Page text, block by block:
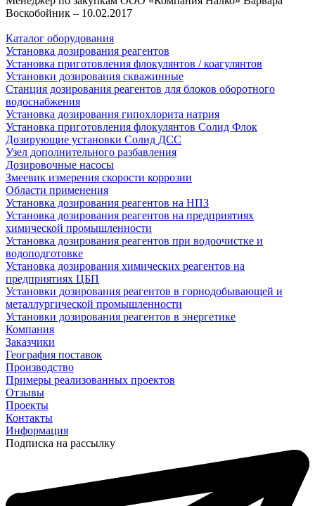
Воскобойник – 10.02.2017
Каталог оборудования
Установка дозирования реагентов
Установка приготовления флокулянтов / коагулянтов
Установки дозирования скважинные
Станция дозирования реагентов для блоков оборотного
водоснабжения
Установка дозирования гипохлорита натрия
Установка приготовления флокулянтов Солид Флок
Дозирующие установки Солид ДСС
Узел дополнительного разбавления
Дозировочные насосы
Змеевик измерения скорости коррозии
Области применения
Установка дозирования реагентов на НПЗ
Установка дозирования реагентов на предприятиях
химической промышленности
Установка дозирования реагентов при водоочистке и
водоподготовке
Установка дозирования химических реагентов на
предприятиях ЦБП
Установки дозирования реагентов в горнодобывающей и
металлургической промышленности
Установки дозирования реагентов в энергетике
Компания
Заказчики
География поставок
Производство
Примеры реализованных проектов
Отзывы
Проекты
Контакты
Информация
Подписка на рассылку